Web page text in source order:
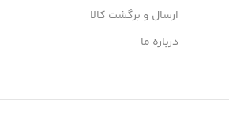
ارسال و برگشت کالا
درباره ما